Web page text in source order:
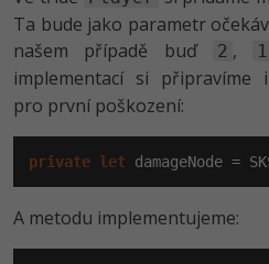
Kryptoměny -25%
Copywriting -30%
MS Office
Google Dokumenty
Blender -80%
Inkscape
Fotografování -80%
Video
Ostatní
Ta bude jako parametr
našem případě buď
2 , 1
implementací si připravíme
pro první poškození:
private let damageNode =
A metodu implementujeme: